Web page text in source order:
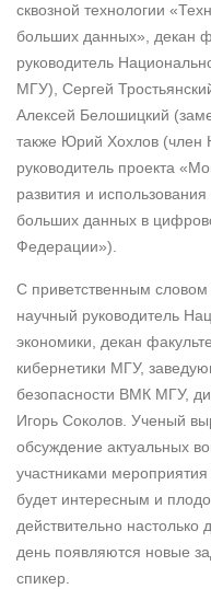
сквозной технологии
больших данных», декан
руководитель
МГУ), Сергей
Алексей Белошицкий
также Юрий Хохлов (член
руководитель проекта
развития и
больших данных в
Федерации»).
С приветственным словом
научный руководитель
экономики, декан
кибернетики МГУ,
безопасности ВМК МГУ,
Игорь Соколов. Ученый
обсуждение актуальных
участниками мероприятия
будет интересным и
действительно настолько
день появляются новые
спикер.